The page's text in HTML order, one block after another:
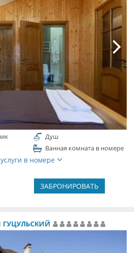
Душ
Ванная комната в номере
в номере
ЗАБРОНИРОВАТЬ
ГУЦУЛЬСКИЙ